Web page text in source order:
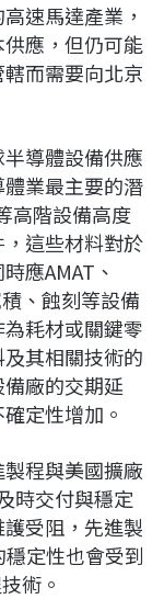
速馬達產業，
應，但仍可能
而需要向北京
導體設備供應
業最主要的潛
高階設備高度
這些材料對於
應AMAT、
、蝕刻等設備
耗材或關鍵零
其相關技術的
廠的交期延
定性增加。
程與美國擴廠
時交付與穩定
受阻，先進製
定性也會受到
術。